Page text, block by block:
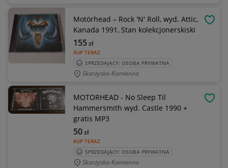
Motörhead – Rock 'N' Roll, wyd. Attic,
Kanada 1991, Stan kolekcjonerskiski
KUP TERAZ
155zł
SPRZEDAJĄCY: OSOBA PRYWATNA
Skarżysko-Kamienna
MOTORHEAD - No Sleep Til
Hammersmith wyd. Castle 1990 +
gratis MP3
KUP TERAZ
50zł
SPRZEDAJĄCY: OSOBA PRYWATNA
Skarżysko-Kamienna